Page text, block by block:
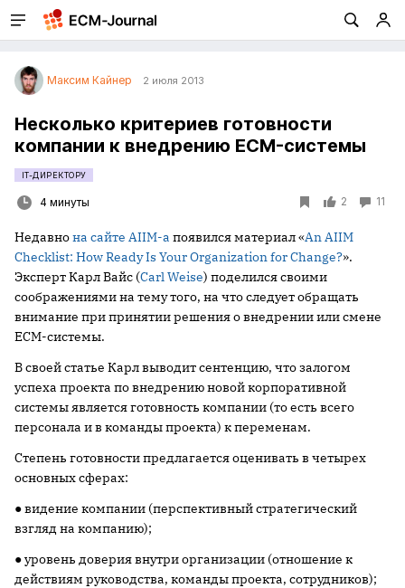
Максим Кайнер 2 июля 2013
Несколько критериев готовности
компании к внедрению ECM-системы
IT-ДИРЕКТОРУ
4 минуты 2 11
Недавнона сайте AIIM-а появился материал «An AIIM
Checklist: How Ready Is Your Organization for Change?».
Эксперт Карл Вайс (Carl Weise) поделился своими
соображениями на тему того, на что следует обращать
внимание при принятии решения о внедрении или смене
ECM-системы.
В своей статье Карл выводит сентенцию, что залогом
успеха проекта по внедрению новой корпоративной
системы является готовность компании (то есть всего
персонала и в команды проекта) к переменам.
Степень готовности предлагается оценивать в четырех
основных сферах:
● видение компании (перспективный стратегический
взгляд на компанию);
● уровень доверия внутри организации (отношение к
действиям руководства, команды проекта, сотрудников);